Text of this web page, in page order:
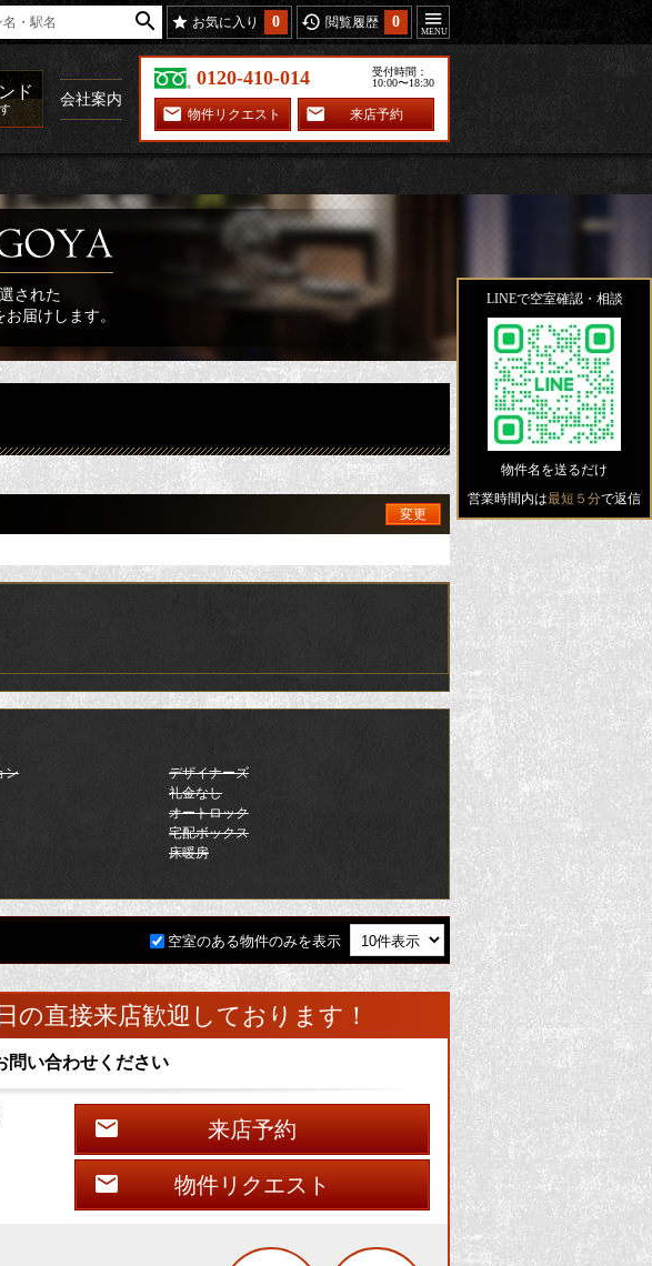
お気に入り 0 閲覧履歴 0
ド 会社案内
0120-410-014
受付時間：
10:00〜18:30
物件リクエスト 来店予約
された
届けします。
変更
ン
デザイナーズ
礼金なし
オートロック
宅配ボックス
床暖房
空室のある物件のみを表示
の直接来店歓迎しております！
問い合わせください
来店予約
物件リクエスト
LINEで空室確認・相談
物件名を送るだけ
営業時間内は最短５分で返信